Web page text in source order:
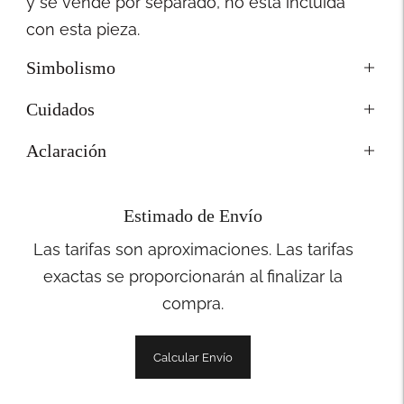
con esta pieza.
Simbolismo
Cuidados
Aclaración
Estimado de Envío
Las tarifas son aproximaciones. Las tarifas
exactas se proporcionarán al finalizar la
compra.
Calcular Envío